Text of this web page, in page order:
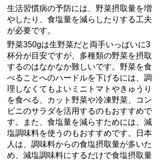
生活習慣病の予防には、野菜摂取量を増
やしたり、食塩量を減らしたりする工夫
が必要です。
野菜350gは生野菜だと両手いっぱいに3
杯分が目安ですが、多種類の野菜を摂取
するのはなかなか難しいです。野菜を食
べることへのハードルを下げるには、調
理しなくてもよいミニトマトやきゅうり
を食べる、カット野菜や冷凍野菜、コン
ビニのサラダを活用するのもおすすめで
す。また、食塩量を減らすためには、減
塩調味料を使うのもおすすめです。日本
人は、調味料からの食塩摂取量が多いた
め、減塩調味料にするだけで食塩摂取量